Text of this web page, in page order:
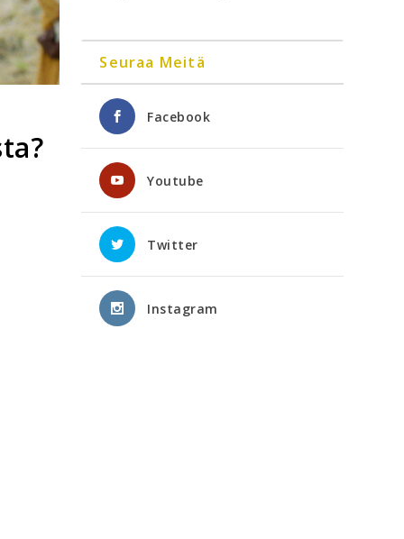
Seuraa Meitä
Facebook
Youtube
Twitter
Instagram